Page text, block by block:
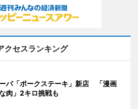
クセスランキング
パ「ポークステーキ」新店 「漫画
肉」2キロ挑戦も